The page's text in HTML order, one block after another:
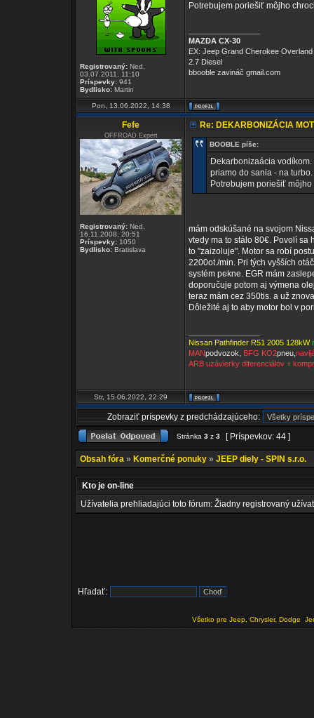
Registrovaný: Ned,
03.07.2011, 11:10
Príspevky: 941
Bydlisko: Martin
Potrebujem poriešiť môjho
MAZDA CX-30
EX: Jeep Grand Cherokee Overland
2.7 Diesel
bbooble zavináč gmail.com
Pon, 13.06.2022, 14:38
Fefe
OFFROAD Expert
Registrovaný: Ned,
16.11.2008, 20:51
Príspevky: 1050
Bydlisko: Bratislava
Re: DEKARBONIZÁCIA
BOOBLE píše:
Dekarbonizaácia
priamo do sania - na
Potrebujem poriešiť
mám odskúšané na svojom
vtedy ma to stálo 80€. Povolí sa
to "zaizoluje". Motor sa robí
2200ot./min. Pri tých vyšších
systém pekne. EGR mám
doporučuje potom aj výmena
teraz mám cez 350tis. a už
Dôležité aj to aby motor bol v
Nissan Pathfinder R51 2005 128kW
MANpodvozok, BFG KO2pneu,
ARB uzávierky diferenciálov +
Str, 15.06.2022, 22:29
Zobraziť príspevky z predchádzajúceho:
Stránka 3 z 3 [ Príspevkov: 44 ]
Obsah fóra » Komerčné ponuky » JEEP diely - SPIN s.r.o.
Kto je on-line
Užívatelia prehliadajúci toto fórum: Žiadny registrovaný
Hľadať:
Všetko pre Jeep, Chrysler, Dodge